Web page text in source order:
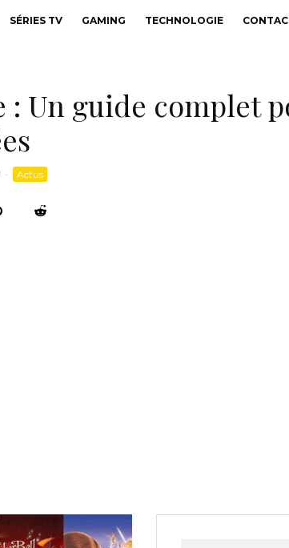
SÉRIES TV GAMING TECHNOLOGIE
Un guide complet
· Actus